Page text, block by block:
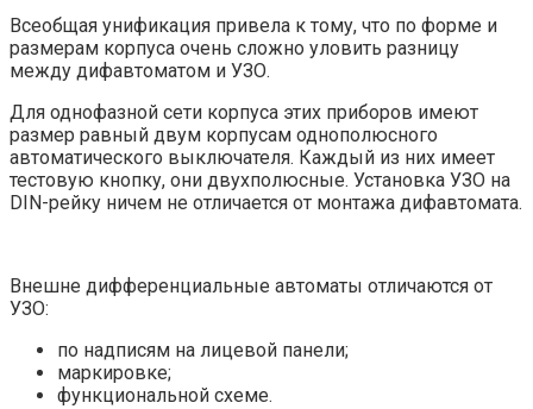
Всеобщая унификация привела к тому, что по форме и
размерам корпуса очень сложно уловить разницу
между дифавтоматом и УЗО.
Для однофазной сети корпуса этих приборов имеют
размер равный двум корпусам однополюсного
автоматического выключателя. Каждый из них имеет
тестовую кнопку, они двухполюсные. Установка УЗО на
DIN-рейку ничем не отличается от монтажа дифавтомата.
Внешне дифференциальные автоматы отличаются от
УЗО:
по надписям на лицевой панели;
маркировке;
функциональной схеме.